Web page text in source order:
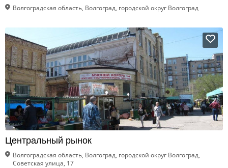
Волгоградская область, Волгоград, городской округ Волгоград
Центральный рынок
Волгоградская область, Волгоград, городской округ Волгоград,
Советская улица, 17